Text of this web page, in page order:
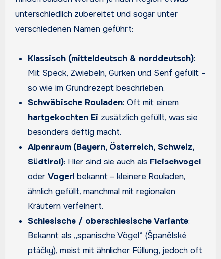
unterschiedlich zubereitet und sogar unter
verschiedenen Namen geführt:
Klassisch (mitteldeutsch & norddeutsch):
Mit Speck, Zwiebeln, Gurken und Senf gefüllt –
so wie im Grundrezept beschrieben.
Schwäbische Rouladen: Oft mit einem
hartgekochten Ei zusätzlich gefüllt, was sie
besonders deftig macht.
Alpenraum (Bayern, Österreich, Schweiz,
Südtirol): Hier sind sie auch als Fleischvogel
oderVogerl bekannt – kleinere Rouladen,
ähnlich gefüllt, manchmal mit regionalen
Kräutern verfeinert.
Schlesische / oberschlesische Variante:
Bekannt als „spanische Vögel“ (Španělské
ptáčky), meist mit ähnlicher Füllung, jedoch oft